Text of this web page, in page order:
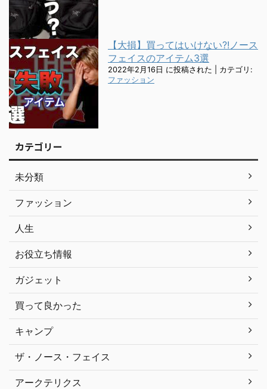
【大損】買ってはいけない?!ノース
フェイスのアイテム3選
2022年2月16日 に投稿された
カテゴリ:
ファッション
カテゴリー
未分類
ファッション
人生
お役立ち情報
ガジェット
買って良かった
キャンプ
ザ・ノース・フェイス
アークテリクス